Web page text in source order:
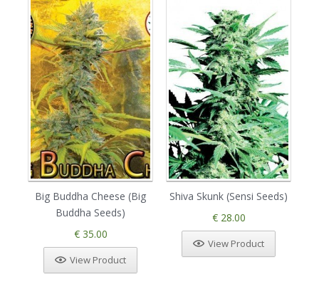
Big Buddha Cheese (Big
Buddha Seeds)
€ 35.00
View Product
Shiva Skunk (Sensi Seeds)
€ 28.00
View Product